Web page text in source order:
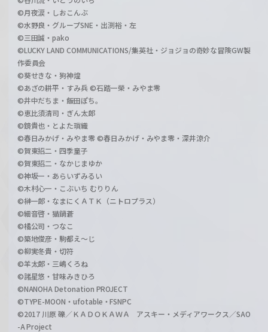
©月夜涙・しおこんぶ
©水野良・グループSNE・出渕裕・左
©三田誠・pako
©LUCKY LAND COMMUNICATIONS/集英社・ジョジョの奇妙な冒険GW製
作委員会
©葵せきな・狗神煌
©あざの耕平・すみ兵 ©石踏一榮・みやま零
©井中だちま・飯田ぽち。
©恵比須清司・ぎん太郎
©鏡貴也・とよた瑣織
©春日みかげ・みやま零 ©春日みかげ・みやま零・深井涼介
©賀東招二・四季童子
©賀東招二・なかじまゆか
©神坂一・あらいずみるい
©木村心一・こぶいち むりりん
©榊一郎・なまにくＡＴＫ（ニトロプラス）
©細音啓・猫鍋蒼
©橘公司・つなこ
©築地俊彦・駒都え～じ
©柳実冬貴・切符
©羊太郎・三嶋くろね
©諸星悠・甘味みきひろ
©NANOHA Detonation PROJECT
©TYPE-MOON・ufotable・FSNPC
©2017 川原 礫／ＫＡＤＯＫＡＷＡ アスキー・メディアワークス／SAO
-A Project